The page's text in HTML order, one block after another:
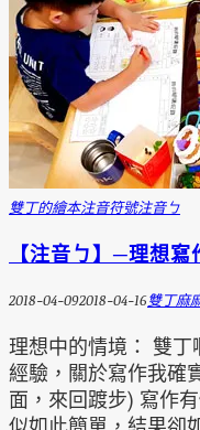
雙丁的繪本注音符號注音ㄅ
【注音ㄅ】─理想
2018-04-092018-04-16雙丁麻
理想中的情境： 雙
經驗，關於寫作我確
面，來回踱步) 寫作